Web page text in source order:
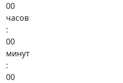
00
часов
:
00
минут
:
00